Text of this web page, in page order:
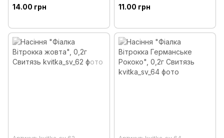
Садиба
14.00 грн
11.00 грн